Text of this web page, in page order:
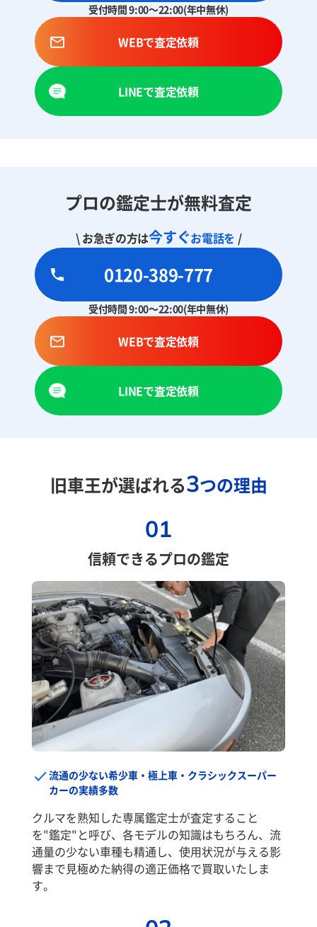
受付時間 9:00～22:00(年中無休)
WEBで査定依頼
LINEで査定依頼
プロの鑑定士が無料査定
\ お急ぎの方は今すぐお電話を /
0120-389-777
受付時間 9:00～22:00(年中無休)
WEBで査定依頼
LINEで査定依頼
旧車王が選ばれる3つの理由
01
信頼できるプロの鑑定
流通の少ない希少車・極上車・クラシックスーパー
カーの実績多数
クルマを熟知した専属鑑定士が査定すること
を"鑑定"と呼び、各モデルの知識はもちろん、流
通量の少ない車種も精通し、使用状況が与える影
響まで見極めた納得の適正価格で買取いたしま
す。